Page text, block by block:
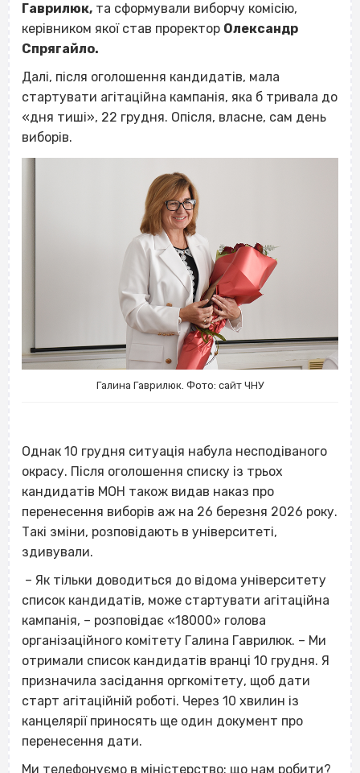
Гаврилюк, та сформували виборчу комісію,
керівником якої став проректор Олександр
Спрягайло.
Далі, після оголошення кандидатів, мала
стартувати агітаційна кампанія, яка б тривала до
«дня тиші», 22 грудня. Опісля, власне, сам день
виборів.
Галина Гаврилюк. Фото: сайт ЧНУ
Однак 10 грудня ситуація набула несподіваного
окрасу. Після оголошення списку із трьох
кандидатів МОН також видав наказ про
перенесення виборів аж на 26 березня 2026 року.
Такі зміни, розповідають в університеті,
здивували.
– Як тільки доводиться до відома університету
список кандидатів, може стартувати агітаційна
кампанія, – розповідає «18000» голова
організаційного комітету Галина Гаврилюк. – Ми
отримали список кандидатів вранці 10 грудня. Я
призначила засідання оргкомітету, щоб дати
старт агітаційній роботі. Через 10 хвилин із
канцелярії приносять ще один документ про
перенесення дати.
Ми телефонуємо в міністерство: що нам робити?